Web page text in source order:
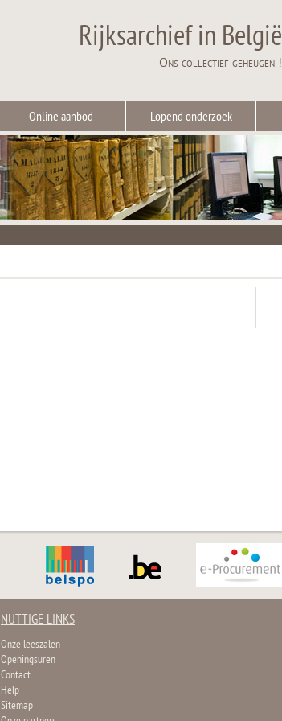
Rijksarchief in België
Ons collectief geheugen !
Online aanbod Lopend onderzoek
NUTTIGE LINKS
Onze leeszalen
Openingsuren
Contact
Help
Sitemap